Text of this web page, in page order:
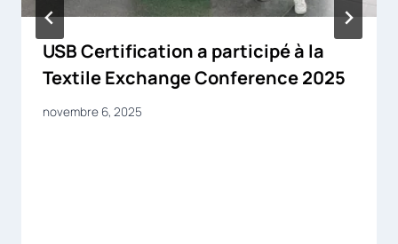
USB Certification a participé à la
Textile Exchange Conference 2025
novembre 6, 2025